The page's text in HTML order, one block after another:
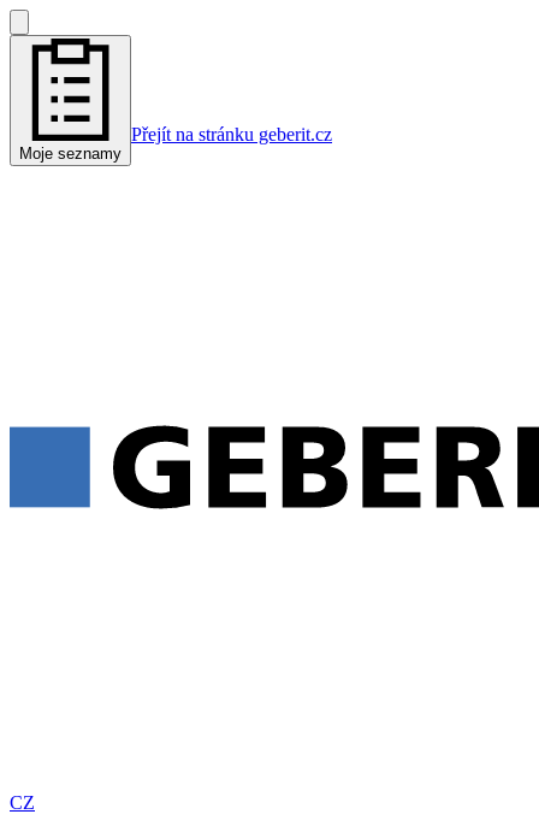
Moje seznamy
Přejít na stránku geberit.cz
CZ